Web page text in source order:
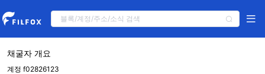
채굴자 개요
계정 f02826123